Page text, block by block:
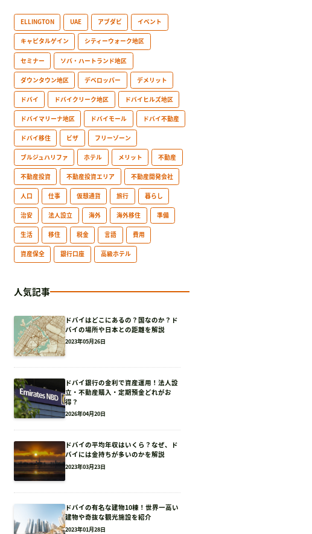
ELLINGTON UAE アブダビ イベント
キャピタルゲイン シティーウォーク地区
セミナー ソバ・ハートランド地区
ダウンタウン地区 デベロッパー デメリット
ドバイ ドバイクリーク地区 ドバイヒルズ地区
ドバイマリーナ地区 ドバイモール ドバイ不動産
ドバイ移住 ビザ フリーゾーン
ブルジュハリファ ホテル メリット 不動産
不動産投資 不動産投資エリア 不動産開発会社
人口 仕事 仮想通貨 旅行 暮らし
治安 法人設立 海外 海外移住 準備
生活 移住 税金 言語 費用
資産保全 銀行口座 高級ホテル
人気記事
ドバイはどこにあるの？国なのか？ド
バイの場所や日本との距離を解説
2023年05月26日
ドバイ銀行の金利で資産運用！法人設
立・不動産購入・定期預金どれがお
得？
2026年04月20日
ドバイの平均年収はいくら？なぜ、ド
バイには金持ちが多いのかを解説
2023年03月23日
ドバイの有名な建物10棟！世界一高い
建物や奇抜な観光施設を紹介
2023年01月28日